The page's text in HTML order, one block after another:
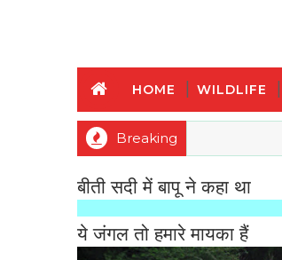
HOME WILDLIFE
Breaking
बीती सदी में बापू ने कहा था
ये जंगल तो हमारे मायका हैं